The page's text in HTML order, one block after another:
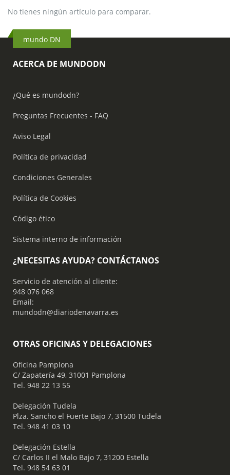
No tienes ningún artículo para comparar.
mundo DN
ACERCA DE MUNDODN
¿Qué es mundodn?
Preguntas Frecuentes - FAQ
Aviso Legal
Política de privacidad
Condiciones Generales
Política de Cookies
Código ético
Sistema interno de información
¿NECESITAS AYUDA? CONTÁCTANOS
Servicio de atención al cliente:
948 076 068
Email:
mundodn@diariodenavarra.es
OTRAS OFICINAS Y DELEGACIONES
Oficina Pamplona
C/ Zapatería 49, 31001 Pamplona
Tel. 948 22 13 55
​ Delegación Tudela
Plza. Sancho el Fuerte Bajo 7, 31500 Tudela
Tel. 948 41 03 10
​ Delegación Estella
C/ Carlos II el Malo Bajo 7, 31200 Estella
Tel. 948 54 63 01